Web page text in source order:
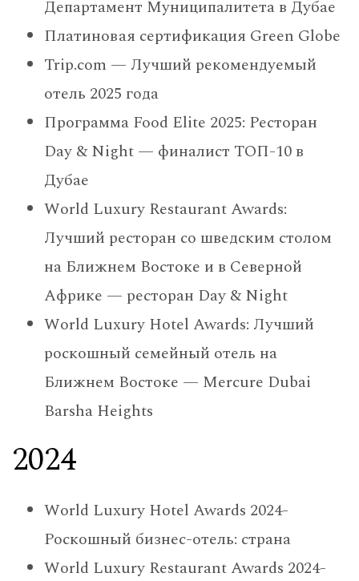
Департамент Муниципалитета в Дубае
Платиновая сертификация Green Globe
Trip.com — Лучший рекомендуемый
отель 2025 года
Программа Food Elite 2025: Ресторан
Day & Night — финалист ТОП-10 в
Дубае
World Luxury Restaurant Awards:
Лучший ресторан со шведским столом
на Ближнем Востоке и в Северной
Африке — ресторан Day & Night
World Luxury Hotel Awards: Лучший
роскошный семейный отель на
Ближнем Востоке — Mercure Dubai
Barsha Heights
2024
World Luxury Hotel Awards 2024-
Роскошный бизнес-отель: страна
World Luxury Restaurant Awards 2024-